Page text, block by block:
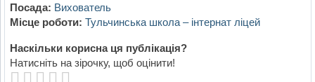
Посада: Вихователь
Місце роботи: Тульчинська школа – інтернат ліцей
Наскільки корисна ця публікація?
Натисніть на зірочку, щоб оцінити!